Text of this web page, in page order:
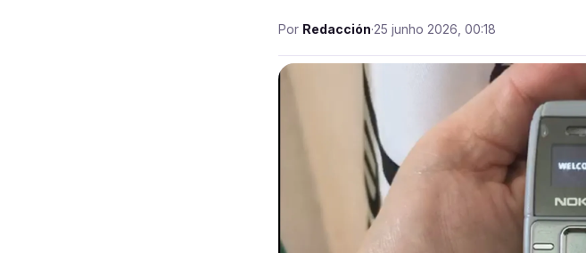
Por Redacción·25 junho 2026, 00:18